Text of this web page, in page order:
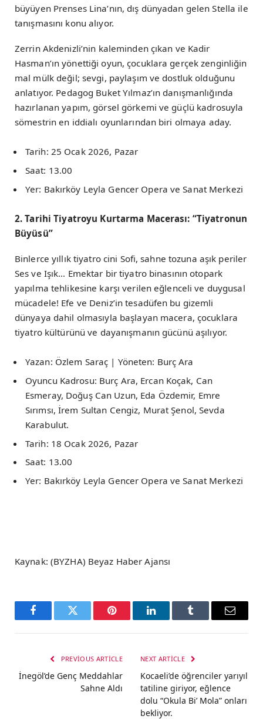
büyüyen Prenses Lina’nın, dış dünyadan gelen Stella ile
tanışmasını konu alıyor.
Zerrin Akdenizli’nin kaleminden çıkan ve Kadir
Hasman’ın yönettiği oyun, çocuklara gerçek zenginliğin
mal mülk değil; sevgi, paylaşım ve dostluk olduğunu
anlatıyor. Pedagog Buket Yılmaz’ın danışmanlığında
hazırlanan yapım, görsel görkemi ve güçlü kadrosuyla
sömestrin en iddialı oyunlarından biri olmaya aday.
Tarih: 25 Ocak 2026, Pazar
Saat: 13.00
Yer: Bakırköy Leyla Gencer Opera ve Sanat Merkezi
2. Tarihi Tiyatroyu Kurtarma Macerası: “Tiyatronun
Büyüsü”
Binlerce yıllık tiyatro cini Sofi, sahne tozuna aşık periler
Ses ve Işık… Emektar bir tiyatro binasının otopark
yapılma tehlikesine karşı verilen eğlenceli ve duygusal
mücadele! Efe ve Deniz’in tesadüfen bu gizemli
dünyaya dahil olmasıyla başlayan macera, çocuklara
tiyatro kültürünü ve dayanışmanın gücünü aşılıyor.
Yazan: Özlem Saraç | Yöneten: Burç Ara
Oyuncu Kadrosu: Burç Ara, Ercan Koçak, Can
Esmeray, Doğuş Can Uzun, Eda Özdemir, Emre
Sırımsı, İrem Sultan Cengiz, Murat Şenol, Sevda
Karabulut.
Tarih: 18 Ocak 2026, Pazar
Saat: 13.00
Yer: Bakırköy Leyla Gencer Opera ve Sanat Merkezi
Kaynak: (BYZHA) Beyaz Haber Ajansı
FacebookTwitter Pinterest LinkedInTumblr Email
PREVIOUS ARTICLE
İnegöl’de Genç Meddahlar
Sahne Aldı
NEXT ARTICLE
Kocaeli’de öğrenciler yarıyıl
tatiline giriyor, eğlence
dolu “Okula Bi’ Mola” onları
bekliyor.